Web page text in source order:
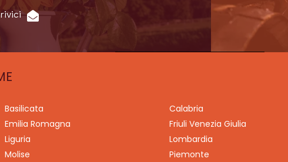
Basilicata
Calabria
Emilia Romagna
Friuli Venezia Giulia
Liguria
Lombardia
Molise
Piemonte